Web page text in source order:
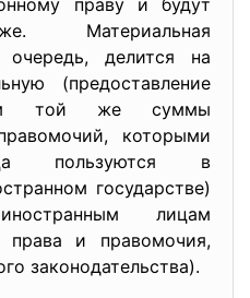
праву и будут
Материальная
делится на
(предоставление
той же суммы
которыми
пользуются в
государстве)
лицам
права и правомочия,
законодательства).